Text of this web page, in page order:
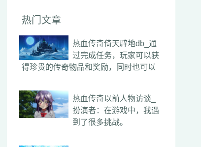
热门文章
热血传奇倚天辟地db_通
过完成任务，玩家可以获
得珍贵的传奇物品和奖励，同时也可以
热血传奇以前人物访谈_
扮演者：在游戏中，我遇
到了很多挑战。